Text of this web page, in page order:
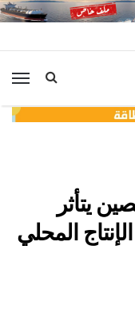
يتأثر
المحلي